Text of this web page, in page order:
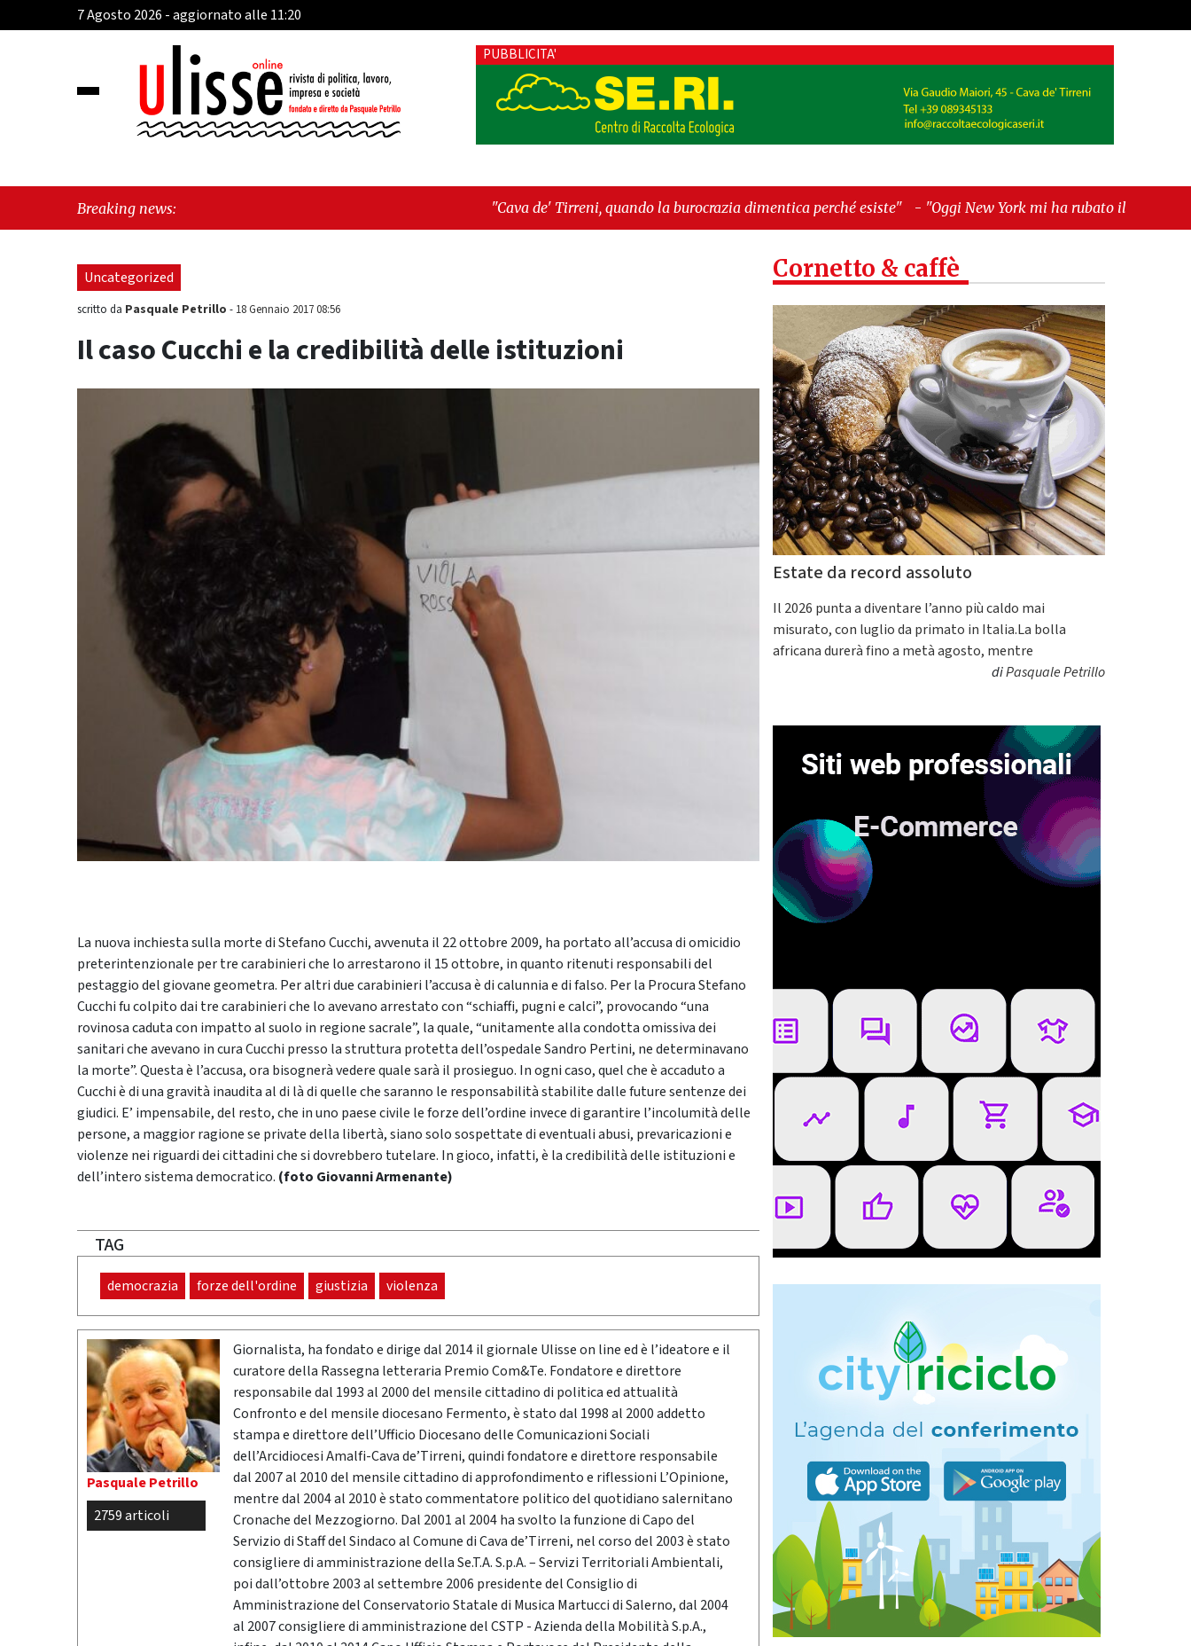
7 Agosto 2026 - aggiornato alle 11:20
PUBBLICITA'
Breaking news: "Cava de' Tirreni, quando la burocrazia dimentica perché esiste" -"Oggi New York mi ha rubato il cuore. Ancora"
Uncategorized
scritto da Pasquale Petrillo - 18 Gennaio 2017 08:56
Il caso Cucchi e la credibilità delle istituzioni
La nuova inchiesta sulla morte di Stefano Cucchi, avvenuta il 22 ottobre 2009, ha portato all’accusa di omicidio
preterintenzionale per tre carabinieri che lo arrestarono il 15 ottobre, in quanto ritenuti responsabili del
pestaggio del giovane geometra. Per altri due carabinieri l’accusa è di calunnia e di falso. Per la Procura Stefano
Cucchi fu colpito dai tre carabinieri che lo avevano arrestato con “schiaffi, pugni e calci”, provocando “una
rovinosa caduta con impatto al suolo in regione sacrale”, la quale, “unitamente alla condotta omissiva dei
sanitari che avevano in cura Cucchi presso la struttura protetta dell’ospedale Sandro Pertini, ne determinavano
la morte”. Questa è l’accusa, ora bisognerà vedere quale sarà il prosieguo. In ogni caso, quel che è accaduto a
Cucchi è di una gravità inaudita al di là di quelle che saranno le responsabilità stabilite dalle future sentenze dei
giudici. E’ impensabile, del resto, che in uno paese civile le forze dell’ordine invece di garantire l’incolumità delle
persone, a maggior ragione se private della libertà, siano solo sospettate di eventuali abusi, prevaricazioni e
violenze nei riguardi dei cittadini che si dovrebbero tutelare. In gioco, infatti, è la credibilità delle istituzioni e
dell’intero sistema democratico. (foto Giovanni Armenante)
TAG
democrazia forze dell'ordine giustizia violenza
Pasquale Petrillo
2759 articoli
Giornalista, ha fondato e dirige dal 2014 il giornale Ulisse on line ed è l’ideatore e il
curatore della Rassegna letteraria Premio Com&Te. Fondatore e direttore
responsabile dal 1993 al 2000 del mensile cittadino di politica ed attualità
Confronto e del mensile diocesano Fermento, è stato dal 1998 al 2000 addetto
stampa e direttore dell’Ufficio Diocesano delle Comunicazioni Sociali
dell’Arcidiocesi Amalfi-Cava de’Tirreni, quindi fondatore e direttore responsabile
dal 2007 al 2010 del mensile cittadino di approfondimento e riflessioni L’Opinione,
mentre dal 2004 al 2010 è stato commentatore politico del quotidiano salernitano
Cronache del Mezzogiorno. Dal 2001 al 2004 ha svolto la funzione di Capo del
Servizio di Staff del Sindaco al Comune di Cava de’Tirreni, nel corso del 2003 è stato
consigliere di amministrazione della Se.T.A. S.p.A. – Servizi Territoriali Ambientali,
poi dall’ottobre 2003 al settembre 2006 presidente del Consiglio di
Amministrazione del Conservatorio Statale di Musica Martucci di Salerno, dal 2004
al 2007 consigliere di amministrazione del CSTP - Azienda della Mobilità S.p.A.,
Cornetto & caffè
Estate da record assoluto
Il 2026 punta a diventare l’anno più caldo mai
misurato, con luglio da primato in Italia.La bolla
africana durerà fino a metà agosto, mentre
diPasquale Petrillo